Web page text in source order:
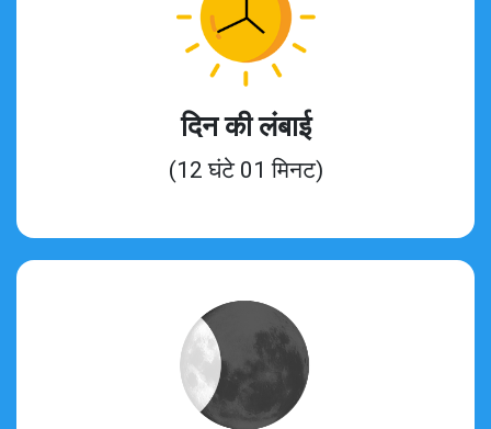
दिन की लंबाई
(12 घंटे 01 मिनट)